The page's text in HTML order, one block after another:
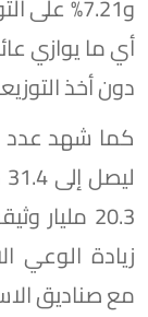
و7.21%
دون أخذ
كما شهد عدد
زيادة الوعي
مع صناديق